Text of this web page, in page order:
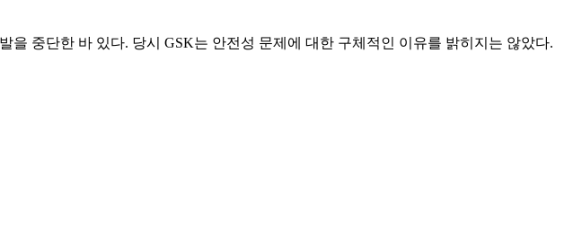
을 중단한 바 있다. 당시 GSK는 안전성 문제에 대한 구체적인 이유를 밝히지는 않았다.